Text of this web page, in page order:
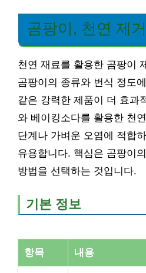
곰팡이, 천연 제
천연 재료를 활용한 곰팡이
곰팡이의 종류와 번식 정도
같은 강력한 제품이 더 효과
와 베이킹소다를 활용한 천
단계나 가벼운 오염에 적합
유용합니다. 핵심은 곰팡이
방법을 선택하는 것입니다.
기본 정보
항목 내용